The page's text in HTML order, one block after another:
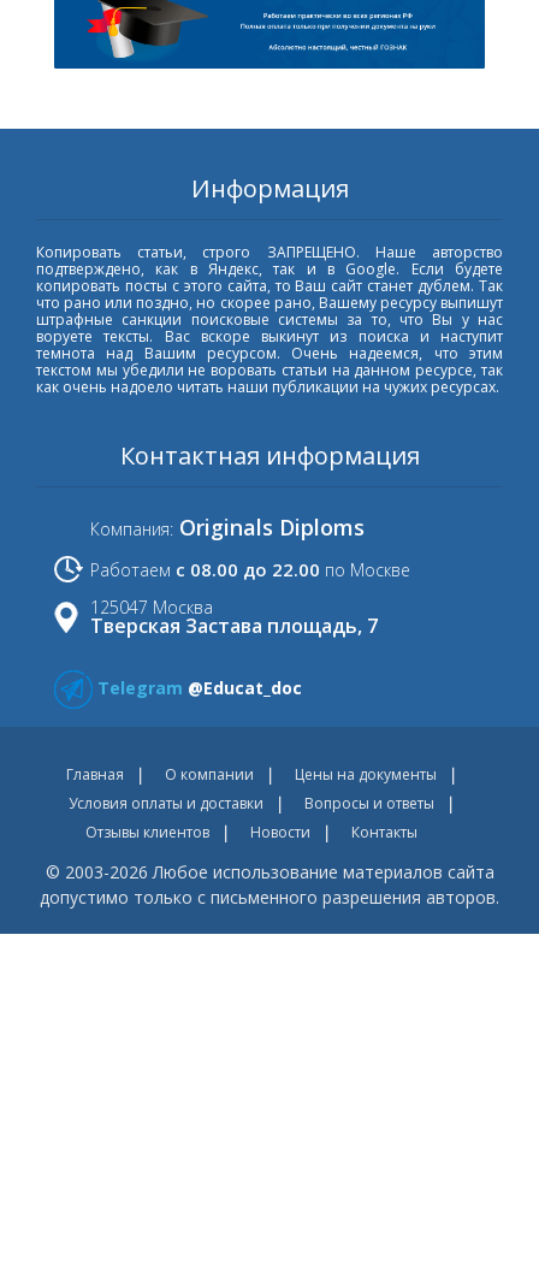
Информация
Копировать статьи, строго ЗАПРЕЩЕНО. Наше авторство
подтверждено, как в Яндекс, так и в Google. Если будете
копировать посты с этого сайта, то Ваш сайт станет дублем. Так
что рано или поздно, но скорее рано, Вашему ресурсу выпишут
штрафные санкции поисковые системы за то, что Вы у нас
воруете тексты. Вас вскоре выкинут из поиска и наступит
темнота над Вашим ресурсом. Очень надеемся, что этим
текстом мы убедили не воровать статьи на данном ресурсе, так
как очень надоело читать наши публикации на чужих ресурсах.
Контактная информация
Компания: Originals Diploms
Работаем с 08.00 до 22.00 по Москве
125047 Москва
Тверская Застава площадь, 7
Telegram @Educat_doc
Главная О компании
Цены на документы
Условия оплаты и доставки
Вопросы и ответы
Отзывы клиентов
Новости Контакты
© 2003-2026 Любое использование материалов сайта
допустимо только с письменного разрешения авторов.